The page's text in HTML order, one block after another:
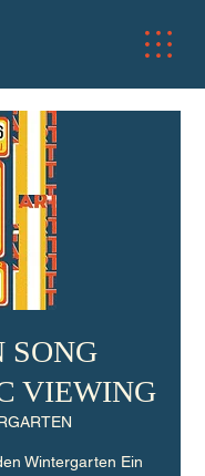
SONG
VIEWING
Wintergarten Ein